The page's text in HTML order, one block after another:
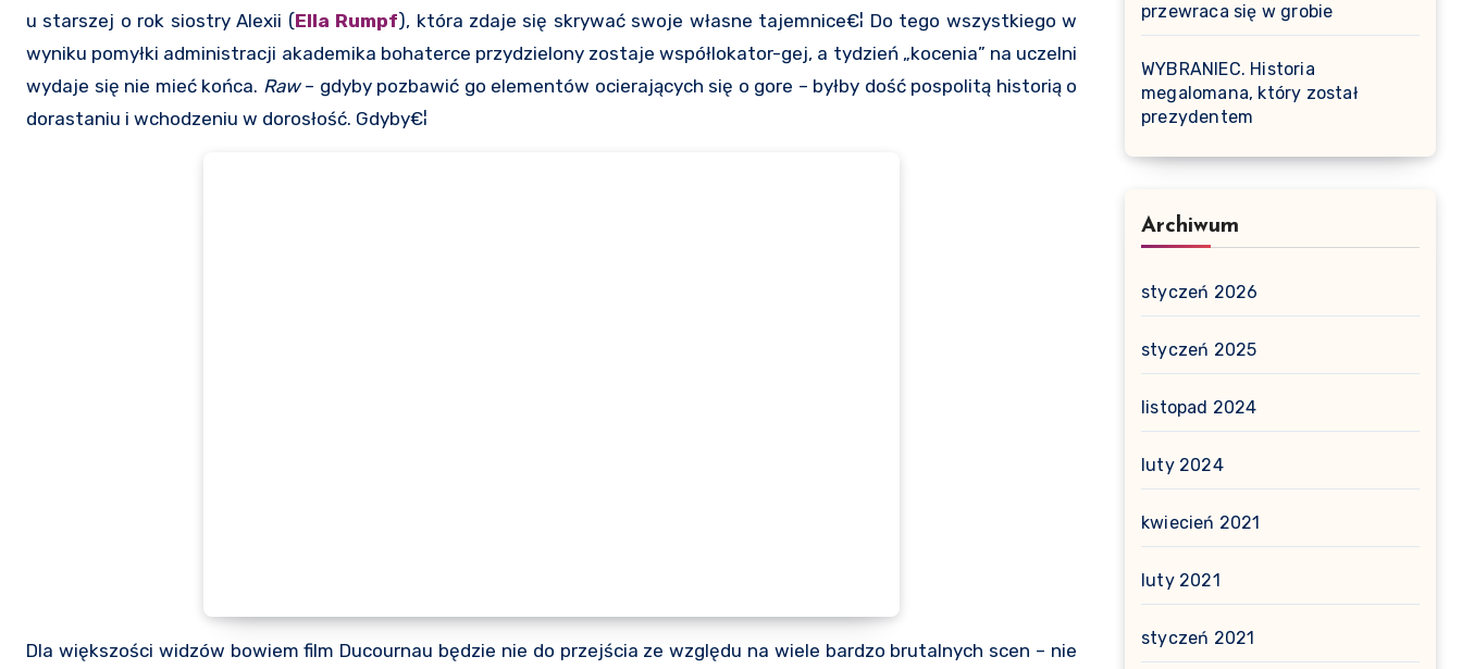
u starszej o rok siostry Alexii (Ella Rumpf), która zdaje się skrywać swoje własne tajemnice€¦ Do tego wszystkiego w
wyniku pomyłki administracji akademika bohaterce przydzielony zostaje współlokator-gej, a tydzień „kocenia” na uczelni
wydaje się nie mieć końca. Raw – gdyby pozbawić go elementów ocierających się o gore – byłby dość pospolitą historią o
dorastaniu i wchodzeniu w dorosłość. Gdyby€¦
Dla większości widzów bowiem film Ducournau będzie nie do przejścia ze względu na wiele bardzo brutalnych scen – nie
przewraca się w grobie
WYBRANIEC. Historia
megalomana, który został
prezydentem
Archiwum
styczeń 2026
styczeń 2025
listopad 2024
luty 2024
kwiecień 2021
luty 2021
styczeń 2021